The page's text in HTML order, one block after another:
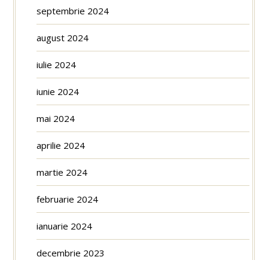
septembrie 2024
august 2024
iulie 2024
iunie 2024
mai 2024
aprilie 2024
martie 2024
februarie 2024
ianuarie 2024
decembrie 2023